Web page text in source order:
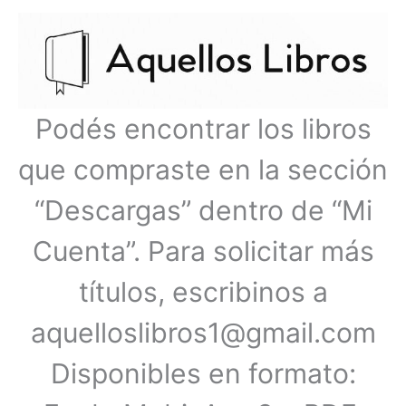
Podés encontrar los libros
que compraste en la sección
“Descargas” dentro de “Mi
Cuenta”. Para solicitar más
títulos, escribinos a
aquelloslibros1@gmail.com
Disponibles en formato:
principal